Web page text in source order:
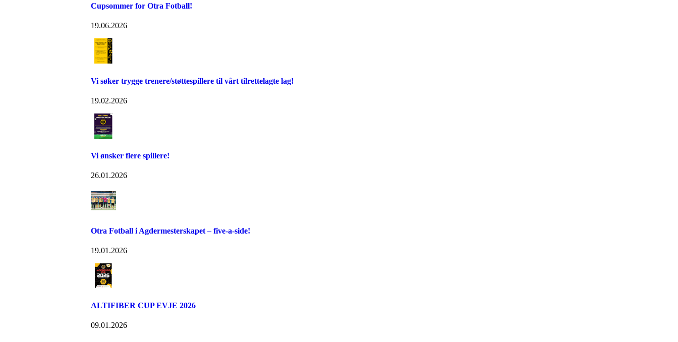
Cupsommer for Otra Fotball!
19.06.2026
Vi søker trygge trenere/støttespillere til vårt tilrettelagte lag!
19.02.2026
Vi ønsker flere spillere!
26.01.2026
Otra Fotball i Agdermesterskapet – five-a-side!
19.01.2026
ALTIFIBER CUP EVJE 2026
09.01.2026